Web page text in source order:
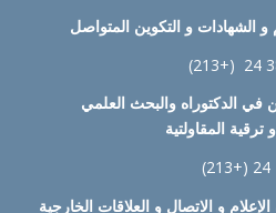
و الشهادات و التكوين المتواصل
في الدكتوراه والبحث العلمي
ترقية المقاولتية
و الاتصال و العلاقات الخارجية